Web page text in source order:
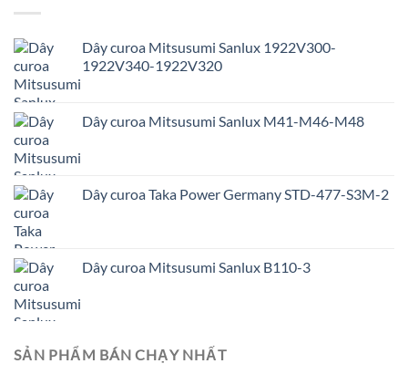
Dây curoa Mitsusumi Sanlux 1922V300-
1922V340-1922V320
Dây curoa Mitsusumi Sanlux M41-M46-M48
Dây curoa Taka Power Germany STD-477-S3M-2
Dây curoa Mitsusumi Sanlux B110-3
SẢN PHẨM BÁN CHẠY NHẤT